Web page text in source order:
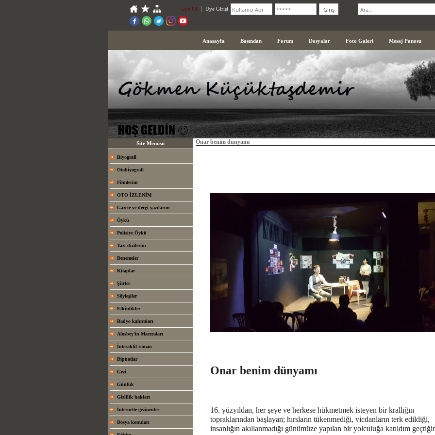
Üye Ol Üye Girişi
Anasayfa Basından Forum Dosyalar Foto Galeri Mesaj Panosu
Site Menüsü
Biyografi
Otobiyografi
Filmlerim
OTO İZLENİM
Gazete ve dergi yazılarım
Öykü
Polisiye Öykü
Yazı dizilerim
Denemeler
Kitaplar
Şiirler
Söyleşiler
Etkinlikler
Radyo kalıntıları
Alosbey'in Maceraları
İnteraktif roman
Dipnotlar
Gezi
Günlük
Gizlilik hakları
İnternette gezinenler
Dosya konuları
Onar benim dünyamı
Onar benim dünyamı
16. yüzyıldan, her şeye ve herkese hükmetmek isteyen bir krallığın
topraklarından başlayan; hırsların tükenmediği, vicdanların terk edildiği,
insanlığın akıllanmadığı günümüze yapılan bir yolculuğa katıldım